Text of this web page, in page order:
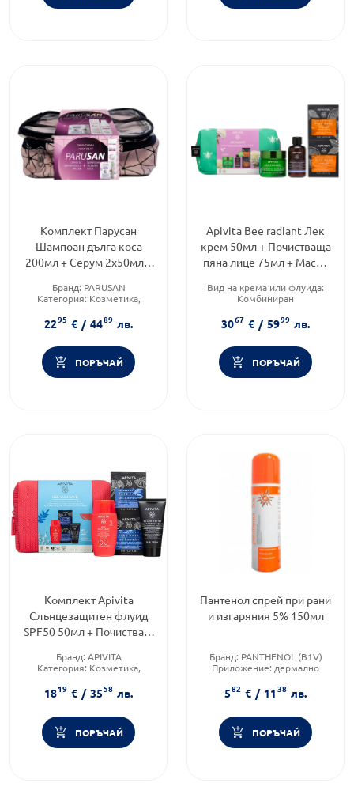
Комплект Парусан
Шампоан дълга коса
200мл + Серум 2х50мл +
Бранд: PARUSAN
Категория: Козметика,
Форма на продукта:
комплект
2295 € / 4489 лв.
ПОРЪЧАЙ
Apivita Bee radiant Лек
крем 50мл + Почистваща
пяна лице 75мл + Маска
Вид на крема или флуида:
Комбиниран
комплект
Функционалност:
Антиейдж
3067 € / 5999 лв.
ПОРЪЧАЙ
Комплект Apivita
Слънцезащитен флуид
SPF50 50мл + Почистващ
2х8мл
Бранд: APIVITA
Категория: Козметика,
Форма на продукта:
комплект
1819 € / 3558 лв.
ПОРЪЧАЙ
Пантенол спрей при рани
и изгаряния 5% 150мл
Бранд: PANTHENOL (B1V)
Приложение: дермално
582 € / 1138 лв.
ПОРЪЧАЙ